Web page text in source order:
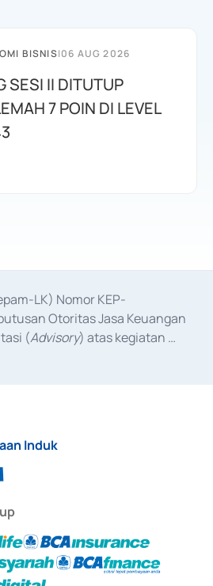
BISNIS|06 AUG 2026
SESI II DITUTUP
7 POIN DI LEVEL
LK) Nomor KEP-
Otoritas Jasa Keuangan
(Advisory) atas kegiatan
Induk